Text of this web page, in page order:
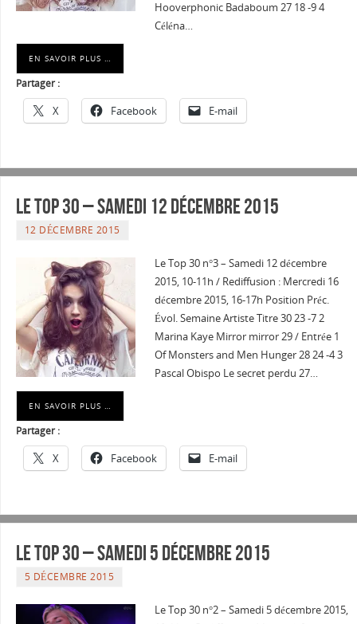
Hooverphonic Badaboum 27 18 -9 4
Céléna…
EN SAVOIR PLUS …
Partager :
X Facebook E-mail
Le Top 30 – Samedi 12 décembre 2015
12 DÉCEMBRE 2015
Le Top 30 n°3 – Samedi 12 décembre
2015, 10-11h / Rediffusion : Mercredi 16
décembre 2015, 16-17h Position Préc.
Évol. Semaine Artiste Titre 30 23 -7 2
Marina Kaye Mirror mirror 29 / Entrée 1
Of Monsters and Men Hunger 28 24 -4 3
Pascal Obispo Le secret perdu 27…
EN SAVOIR PLUS …
Partager :
X Facebook E-mail
Le Top 30 – Samedi 5 décembre 2015
5 DÉCEMBRE 2015
Le Top 30 n°2 – Samedi 5 décembre 2015,